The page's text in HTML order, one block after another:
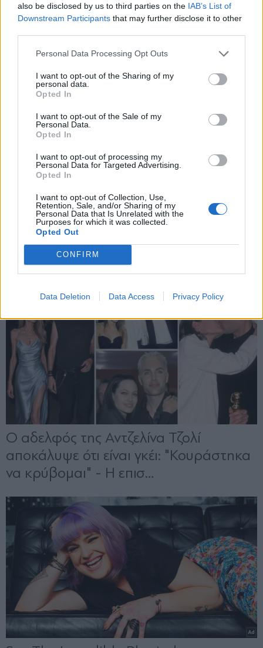
also be disclosed by us to third parties on the IAB’s List of
Downstream Participants that may further disclose it to other
Personal Data Processing Opt Outs
I want to opt-out of the Sharing of my
personal data.
Opted In
I want to opt-out of the Sale of my
Personal Data.
Opted In
I want to opt-out of processing my
Personal Data for Targeted Advertising.
Opted In
I want to opt-out of Collection, Use,
Retention, Sale, and/or Sharing of my
Personal Data that Is Unrelated with the
Purposes for which it was collected.
Opted Out
CONFIRM
Data Deletion Data Access Privacy Policy
Εγγραφή στο newsletter
Αποδέχομαι τους
και την πολιτική απορρήτου
X